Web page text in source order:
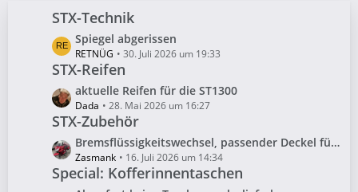
g
e
t
r
ä
g
e
e
B
e
i
t
r
ä
g
e
STX-Technik
L
e
t
z
t
e
e
i
t
Spiegel abgerissen
RETNÜG 30. Juli 2026 um 19:33
STX-Reifen
L
e
t
z
t
e
aktuelle Reifen für die ST1300
Dada 28. Mai 2026 um 16:27
STX-Zubehör
L
e
t
Bremsflüssigkeitswechsel, passender Deckel für Bremsflüssigkeitsbehälter?
Zasmank 16. Juli 2026 um 14:34
Special: Kofferinnentaschen